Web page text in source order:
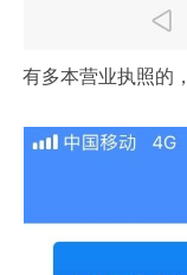
有多本营业执照的